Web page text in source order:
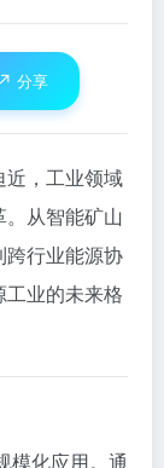
↗️ 分享
近，工业领域
从智能矿山
跨行业能源协
业的未来格
模化应用。通